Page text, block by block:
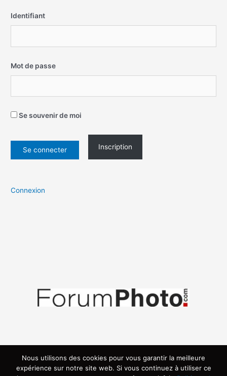
Identifiant
Mot de passe
Se souvenir de moi
Inscription
Connexion
Nous utilisons des cookies pour vous garantir la meilleure
expérience sur notre site web. Si vous continuez à utiliser ce